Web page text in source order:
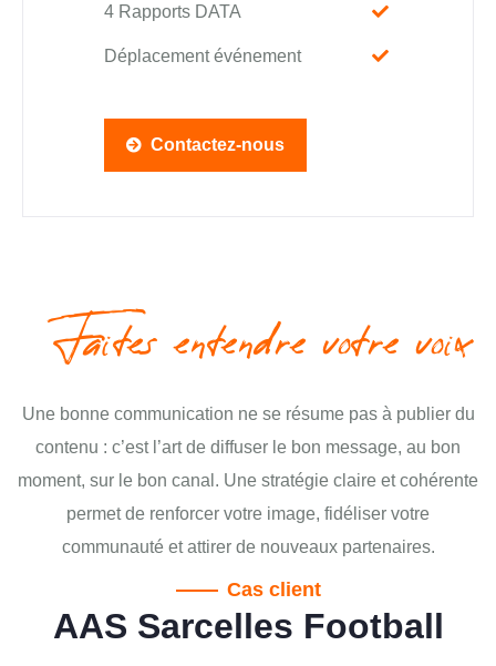
4 Rapports DATA
Déplacement événement
Contactez-nous
Faites entendre votre voix
Une bonne communication ne se résume pas à publier du
contenu : c’est l’art de diffuser le bon message, au bon
moment, sur le bon canal. Une stratégie claire et cohérente
permet de renforcer votre image, fidéliser votre
communauté et attirer de nouveaux partenaires.
Cas client
AAS Sarcelles Football